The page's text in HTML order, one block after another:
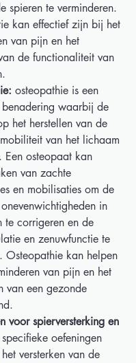
spieren te verminderen.
kan effectief zijn bij het
van pijn en het
de functionaliteit van
osteopathie is een
benadering waarbij de
het herstellen van de
van het lichaam
Een osteopaat kan
van zachte
en mobilisaties om de
in
te corrigeren en de
en zenuwfunctie te
Osteopathie kan helpen
van pijn en het
van een gezonde
voor spierversterking en
specifieke oefeningen
versterken van de